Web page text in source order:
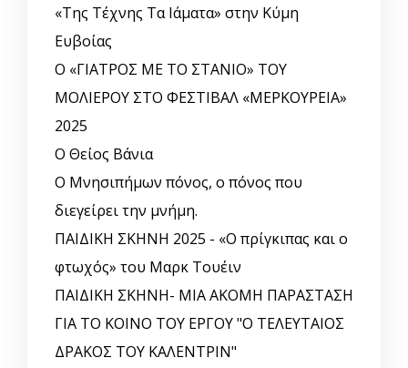
«Της Τέχνης Τα Ιάματα» στην Κύμη
Ευβοίας
Ο «ΓΙΑΤΡΟΣ ΜΕ ΤΟ ΣΤΑΝΙΟ» ΤΟΥ
ΜΟΛΙΕΡΟΥ ΣΤΟ ΦΕΣΤΙΒΑΛ «ΜΕΡΚΟΥΡΕΙΑ»
2025
Ο Θείος Βάνια
Ο Μνησιπήμων πόνος, ο πόνος που
διεγείρει την μνήμη.
ΠΑΙΔΙΚΗ ΣΚΗΝΗ 2025 - «Ο πρίγκιπας και ο
φτωχός» του Μαρκ Τουέιν
ΠΑΙΔΙΚΗ ΣΚΗΝΗ- ΜΙΑ ΑΚΟΜΗ ΠΑΡΑΣΤΑΣΗ
ΓΙΑ ΤΟ ΚΟΙΝΟ ΤΟΥ ΕΡΓΟΥ "Ο ΤΕΛΕΥΤΑΙΟΣ
ΔΡΑΚΟΣ ΤΟΥ ΚΑΛΕΝΤΡΙΝ"